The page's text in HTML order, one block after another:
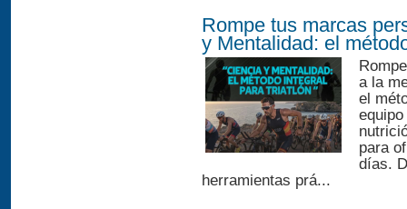
Rompe tus marcas
y Mentalidad: el
a la
el
para
días.
herramientas prá...